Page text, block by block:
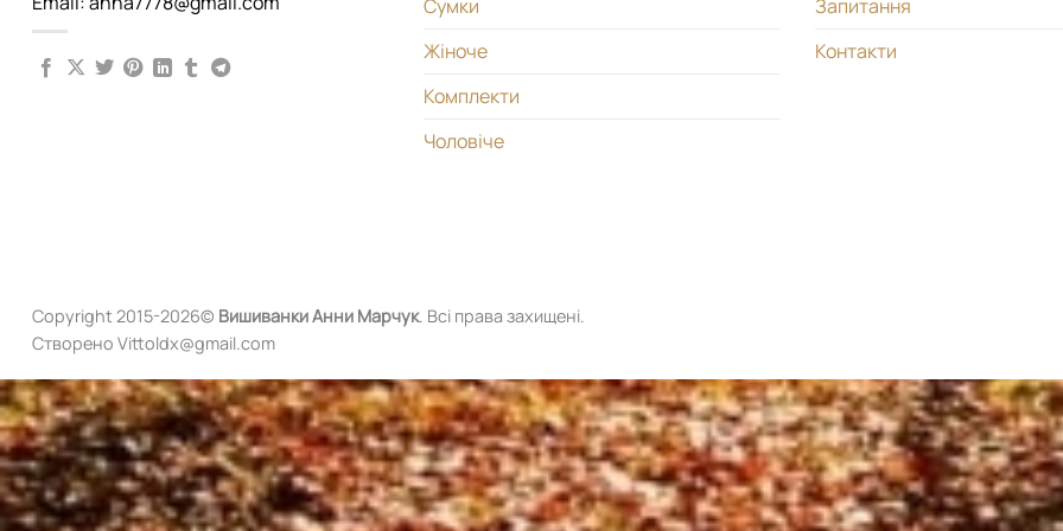
Сумки
Жіноче
Комплекти
Чоловіче
Запитання
Контакти
Copyright 2015-2026© ВишиванкиАнни Марчук. Всі права захищені.
Створено Vittoldx@gmail.com